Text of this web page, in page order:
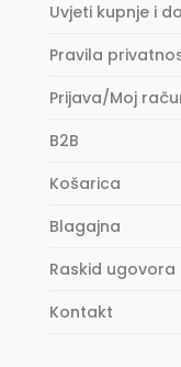
Uvjeti kupnje i
Pravila
Prijava/Moj
B2B
Košarica
Blagajna
Raskid ugovora
Kontakt